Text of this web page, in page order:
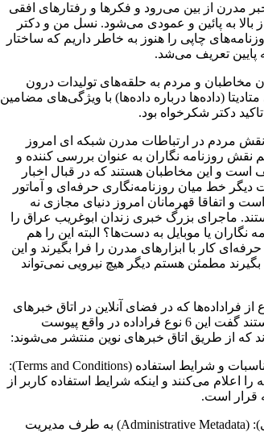
مدرن از بین می‌رود و فکرها و رفتارهای افقی
بالا به پائین و عمودی می‌شود. نسل من و دکتر
چاپی را هنوز به خاطر داریم که ساختار
پایین تعریف می‌شد.
مخاطبان و مردم به حلقه‌های تولیدات درون
(داده‌ها درباره داده‌ها) با ویژگی‌های مضامین
دکتر شکرخواه بود.
نقش مردم در ارتباطات مدرن شبکه ای امروز
نقش روزنامه نگاران به عنوان بررسی کننده و
است و این مخاطبان هستند که در قبال اخبار
دیگر خط میان روزنامه‌نگاری حرفه‌ای و آماتور
و اتفاقا قهرمانان امروز دنیای مجازی نه
ماجرای بزرگ خبری زندان ابوغریب عراق را
یا موبایل به دست‌ها؟ البته این را هم
کار با ابزارهای مدرن را فرا بگیرند و این
مطمئن هستم دیگر هیچ نیرویی نمی‌تواند
در اشاره به 6 نوع از فراداده‌ها که در فضای آنلاین در اتاق خبرهای
آینده طرف توجه و تاکید هستند گفت این 6 نوع فراداده در واقع پیوست
که از طریق اتاق خبرهای نوین منتشر می‌شوند:
1. فراداده‌های مربوط به مناسبات و شرایط استفاده (Terms and Conditions):
اعلام می‌کنند و اینکه شرایط استفاده کاربر از
قرار است.
2. فراداده‌های اداری (دولتی): (Administrative Metadata) به طرف مدیریت